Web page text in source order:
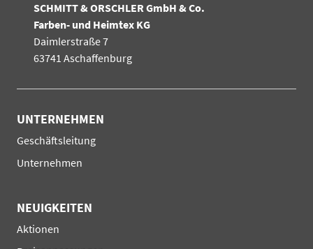
SCHMITT & ORSCHLER GmbH & Co.
Farben- und Heimtex KG
Daimlerstraße 7
63741 Aschaffenburg
UNTERNEHMEN
Navigation
Geschäftsleitung
Unternehmen
NEUIGKEITEN
Navigation
Aktionen